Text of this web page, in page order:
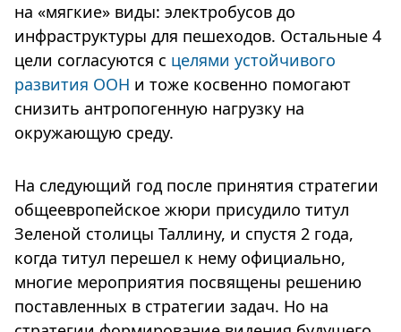
на «мягкие» виды: электробусов до
инфраструктуры для пешеходов. Остальные 4
цели согласуются с целями устойчивого
развития ООН и тоже косвенно помогают
снизить антропогенную нагрузку на
окружающую среду.
На следующий год после принятия стратегии
общеевропейское жюри присудило титул
Зеленой столицы Таллину, и спустя 2 года,
когда титул перешел к нему официально,
многие мероприятия посвящены решению
поставленных в стратегии задач. Но на